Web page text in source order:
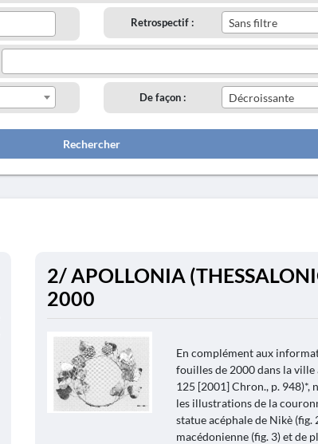
Retrospectif : Sans filtre
De façon : Décroissante
Rechercher
2/ APOLLONIA
2000
En complément aux
fouilles de 2000 dans la ville
125 [2001] Chron., p. 948)*,
les illustrations de la
statue acéphale de Nikè (fig.
macédonienne (fig. 3) et de